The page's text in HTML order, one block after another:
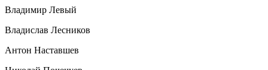
Владимир Левый
Владислав Лесников
Антон Наставшев